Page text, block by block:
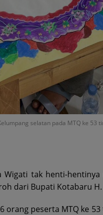
selatan pada MTQ ke 53
Wigati tak henti-
dari Bupati Kotabaru
orang peserta MTQ ke